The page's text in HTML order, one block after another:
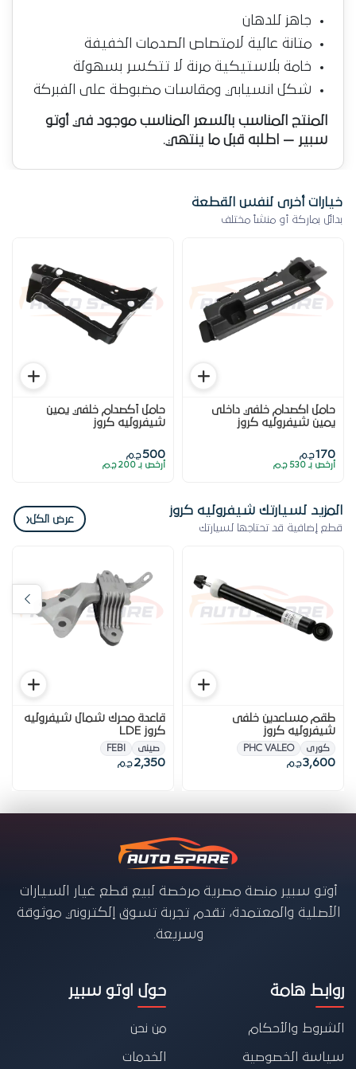
جاهز للدهان
متانة عالية لامتصاص الصدمات الخفيفة
خامة بلاستيكية مرنة لا تتكسر بسهولة
شكل انسيابي ومقاسات مضبوطة على الفبركة
المنتج المناسب بالسعر المناسب موجود في أوتو
سبير — اطلبه قبل ما ينتهي.
خيارات أخرى لنفس القطعة
بدائل بماركة أو منشأ مختلف
حامل اكصدام خلفي داخلى
يمين شيفروليه كروز
170ج.م
أرخص بـ 530 ج.م
حامل أكصدام خلفي يمين
شيفروليه كروز
500ج.م
أرخص بـ 200 ج.م
المزيد لسيارتك شيفروليه كروز
قطع إضافية قد تحتاجها لسيارتك
عرض الكل‹
طقم مساعدين خلفى
شيفروليه كروز
كورى PHC VALEO
3,600ج.م
قاعدة محرك شمال شيفروليه
كروز LDE
صينى FEBI
2,350 ج.م
أوتو سبير منصة مصرية مرخصة لبيع قطع غيار السيارات
الأصلية والمعتمدة، تقدم تجربة تسوق إلكتروني موثوقة
وسريعة.
روابط هامة
الشروط والأحكام
سياسة الخصوصية
حول اوتو سبير
من نحن
الخدمات